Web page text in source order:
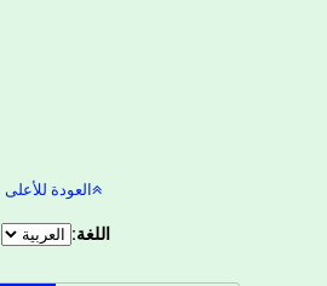
العودة للأعلى
اللغة: